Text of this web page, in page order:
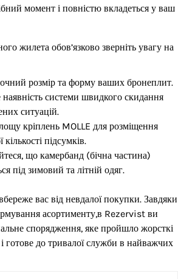
момент і повністю вкладеться у ваш
жилета обов’язково зверніть увагу на
розмір та форму ваших бронеплит.
наявність системи швидкого скидання
ситуацій.
кріплень MOLLE для розміщення
кількості підсумків.
що камербанд (бічна частина)
під зимовий та літній одяг.
вас від невдалої покупки. Завдяки
асортименту,в Rezervist ви
спорядження, яке пройшло жорсткі
готове до тривалої служби в найважчих